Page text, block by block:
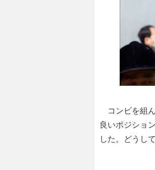
コンビを組
良いポジショ
した。どうし